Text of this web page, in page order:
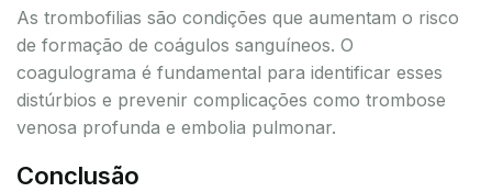
As trombofilias são condições que aumentam o risco
de formação de coágulos sanguíneos. O
coagulograma é fundamental para identificar esses
distúrbios e prevenir complicações como trombose
venosa profunda e embolia pulmonar.
Conclusão